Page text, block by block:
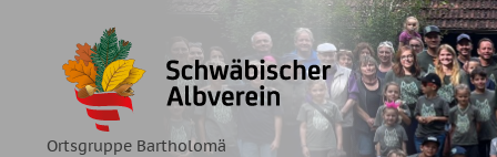
springen
Ortsgruppe Bartholomä
Albverein
Ortsgruppe
Bartholomä